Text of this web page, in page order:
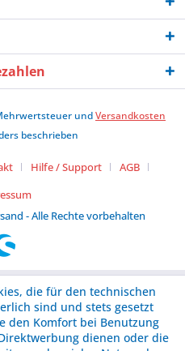
undVersandkosten
beschrieben
Hilfe / Support
AGB
- Alle Rechte vorbehalten
die für den technischen
sind und stets gesetzt
den Komfort bei Benutzung
dienen oder die